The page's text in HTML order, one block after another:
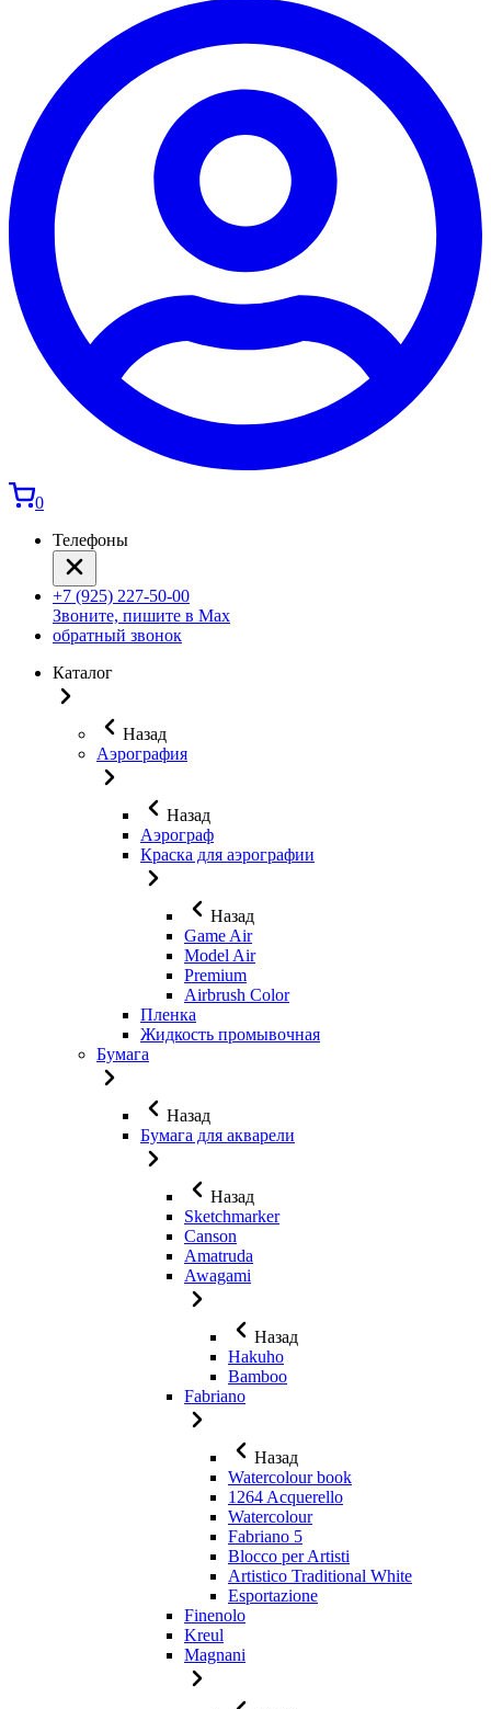
0
Телефоны
+7 (925) 227-50-00
Звоните, пишите в Max
обратный звонок
Каталог
Назад
Аэрография
Назад
Аэрограф
Краска для аэрографии
Назад
Game Air
Model Air
Premium
Airbrush Color
Пленка
Жидкость промывочная
Бумага
Назад
Бумага для акварели
Назад
Sketchmarker
Canson
Amatruda
Awagami
Назад
Hakuho
Bamboo
Fabriano
Назад
Watercolour book
1264 Acquerello
Watercolour
Fabriano 5
Blocco per Artisti
Artistico Traditional White
Esportazione
Finenolo
Kreul
Magnani